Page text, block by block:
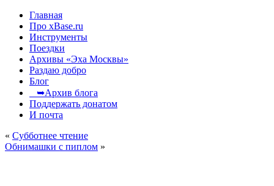
Главная
Про xBase.ru
Инструменты
Поездки
Архивы «Эха Москвы»
Раздаю добро
Блог
➥Архив блога
Поддержать донатом
И почта
« Субботнее чтение
Обнимашки с пиплом »